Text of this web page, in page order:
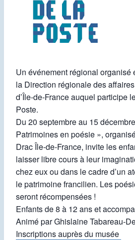
Un événement régional organisé
la Direction régionale des
d’Île-de-France auquel participe
Poste.
Du 20 septembre au 15
Patrimoines en poésie »,
Drac Île-de-France, invite les
laisser libre cours à leur
chez eux ou dans le cadre d’un
le patrimoine francilien. Les
seront récompensées !
Enfants de 8 à 12 ans et
Animé par Ghislaine Tabareau-
Inscriptions auprès du musée